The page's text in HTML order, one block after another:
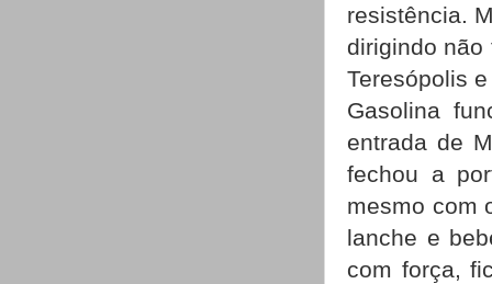
resistência.
dirigindo não
Teresópolis
Gasolina
entrada de
fechou a
mesmo com
lanche e
com força,